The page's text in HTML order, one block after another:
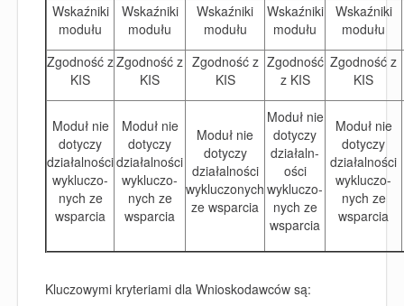
Wskaźniki
modułu
Wskaźniki
modułu
Wskaźniki
modułu
Wskaźniki
modułu
Wskaźniki
modułu
Zgodność z
KIS
Zgodność z
KIS
Zgodność z
KIS
Zgodność
z KIS
Zgodność z
KIS
Moduł nie
dotyczy
działalności
wykluczo-
nych ze
wsparcia
Moduł nie
dotyczy
działalności
wykluczo-
nych ze
wsparcia
Moduł nie
dotyczy
działalności
wykluczonych
ze wsparcia
Moduł nie
dotyczy
działaln-
ości
wykluczo-
nych ze
wsparcia
Moduł nie
dotyczy
działalności
wykluczo-
nych ze
wsparcia
Kluczowymi kryteriami dla Wnioskodawców są: